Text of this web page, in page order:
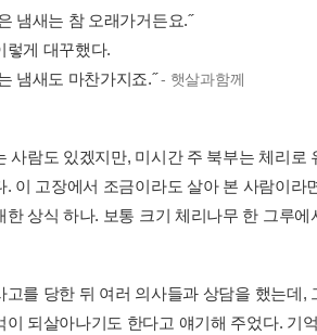
냄새는 참 오래가거든요.˝
렇게 대꾸했다.
냄새도 마찬가지죠.˝- 햇살과함께
사람도 있겠지만, 미시간 주 북부는 체리
. 이 고장에서 조금이라도 살아 본 사람이
한 상식 하나. 보통 크기 체리나무 한 그루에
고를 당한 뒤 여러 의사들과 상담을 했는데
이 되살아나기도 한다고 얘기해 주었다. 기